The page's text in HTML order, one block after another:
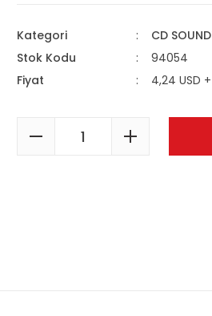
Kategori
CD
Stok Kodu
94054
Fiyat
4,24 USD